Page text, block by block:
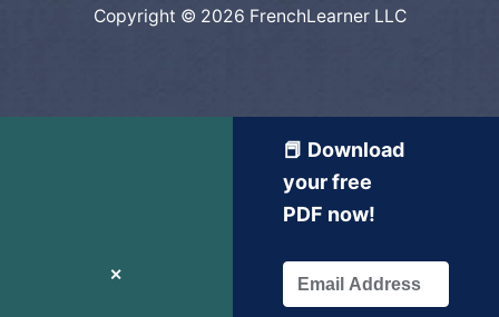
Copyright © 2026 FrenchLearner LLC
✕
📕 Download
your free
PDF now!